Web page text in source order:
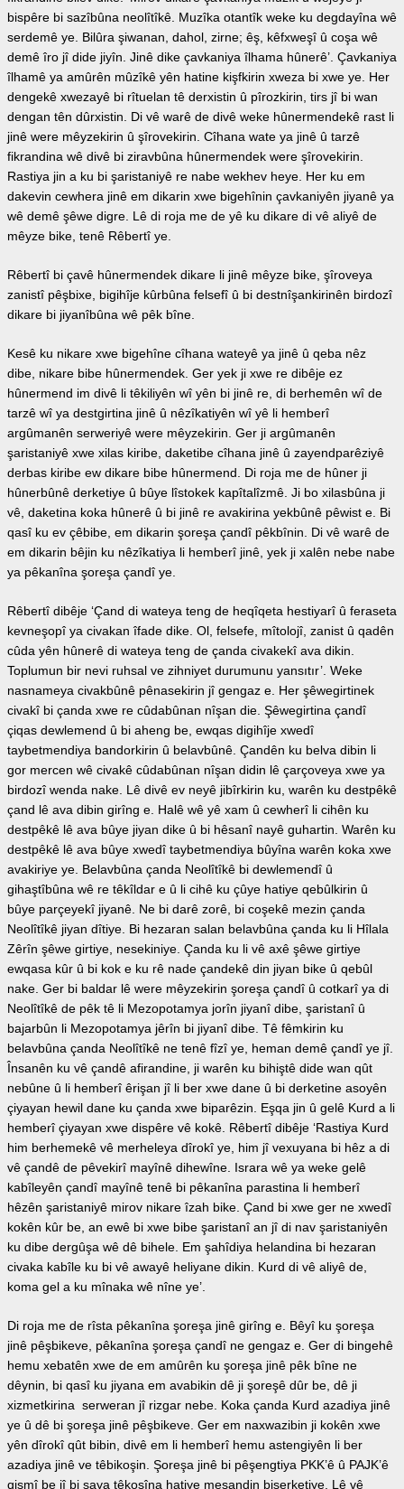
bispêre bi sazîbûna neolîtîkê. Muzîka otantîk weke ku degdayîna wê
serdemê ye. Bilûra şiwanan, dahol, zirne; êş, kêfxweşî û coşa wê
demê îro jî dide jiyîn. Jinê dike çavkaniya îlhama hûnerê’. Çavkaniya
îlhamê ya amûrên mûzîkê yên hatine kişfkirin xweza bi xwe ye. Her
dengekê xwezayê bi rîtuelan tê derxistin û pîrozkirin, tirs jî bi wan
dengan tên dûrxistin. Di vê warê de divê weke hûnermendekê rast li
jinê were mêyzekirin û şîrovekirin. Cîhana wate ya jinê û tarzê
fikrandina wê divê bi ziravbûna hûnermendek were şîrovekirin.
Rastiya jin a ku bi şaristaniyê re nabe wekhev heye. Her ku em
dakevin cewhera jinê em dikarin xwe bigehînin çavkaniyên jiyanê ya
wê demê şêwe digre. Lê di roja me de yê ku dikare di vê aliyê de
mêyze bike, tenê Rêbertî ye.
Rêbertî bi çavê hûnermendek dikare li jinê mêyze bike, şîroveya
zanistî pêşbixe, bigihîje kûrbûna felsefî û bi destnîşankirinên birdozî
dikare bi jiyanîbûna wê pêk bîne.
Kesê ku nikare xwe bigehîne cîhana wateyê ya jinê û qeba nêz
dibe, nikare bibe hûnermendek. Ger yek ji xwe re dibêje ez
hûnermend im divê li têkiliyên wî yên bi jinê re, di berhemên wî de
tarzê wî ya destgirtina jinê û nêzîkatiyên wî yê li hemberî
argûmanên serweriyê were mêyzekirin. Ger ji argûmanên
şaristaniyê xwe xilas kiribe, daketibe cîhana jinê û zayendparêziyê
derbas kiribe ew dikare bibe hûnermend. Di roja me de hûner ji
hûnerbûnê derketiye û bûye lîstokek kapîtalîzmê. Ji bo xilasbûna ji
vê, daketina koka hûnerê û bi jinê re avakirina yekbûnê pêwist e. Bi
qasî ku ev çêbibe, em dikarin şoreşa çandî pêkbînin. Di vê warê de
em dikarin bêjin ku nêzîkatiya li hemberî jinê, yek ji xalên nebe nabe
ya pêkanîna şoreşa çandî ye.
Rêbertî dibêje ‘Çand di wateya teng de heqîqeta hestiyarî û feraseta
kevneşopî ya civakan îfade dike. Ol, felsefe, mîtolojî, zanist û qadên
cûda yên hûnerê di wateya teng de çanda civakekî ava dikin.
Toplumun bir nevi ruhsal ve zihniyet durumunu yansıtır’. Weke
nasnameya civakbûnê pênasekirin jî gengaz e. Her şêwegirtinek
civakî bi çanda xwe re cûdabûnan nîşan die. Şêwegirtina çandî
çiqas dewlemend û bi aheng be, ewqas digihîje xwedî
taybetmendiya bandorkirin û belavbûnê. Çandên ku belva dibin li
gor mercen wê civakê cûdabûnan nîşan didin lê çarçoveya xwe ya
birdozî wenda nake. Lê divê ev neyê jibîrkirin ku, warên ku destpêkê
çand lê ava dibin girîng e. Halê wê yê xam û cewherî li cihên ku
destpêkê lê ava bûye jiyan dike û bi hêsanî nayê guhartin. Warên ku
destpêkê lê ava bûye xwedî taybetmendiya bûyîna warên koka xwe
avakiriye ye. Belavbûna çanda Neolîtîkê bi dewlemendî û
gihaştîbûna wê re têkîldar e û li cihê ku çûye hatiye qebûlkirin û
bûye parçeyekî jiyanê. Ne bi darê zorê, bi coşekê mezin çanda
Neolîtîkê jiyan dîtiye. Bi hezaran salan belavbûna çanda ku li Hîlala
Zêrîn şêwe girtiye, nesekiniye. Çanda ku li vê axê şêwe girtiye
ewqasa kûr û bi kok e ku rê nade çandekê din jiyan bike û qebûl
nake. Ger bi baldar lê were mêyzekirin şoreşa çandî û cotkarî ya di
Neolîtîkê de pêk tê li Mezopotamya jorîn jiyanî dibe, şaristanî û
bajarbûn li Mezopotamya jêrîn bi jiyanî dibe. Tê fêmkirin ku
belavbûna çanda Neolîtîkê ne tenê fîzî ye, heman demê çandî ye jî.
Însanên ku vê çandê afirandine, ji warên ku bihiştê dide wan qût
nebûne û li hemberî êrişan jî li ber xwe dane û bi derketine asoyên
çiyayan hewil dane ku çanda xwe biparêzin. Eşqa jin û gelê Kurd a li
hemberî çiyayan xwe dispêre vê kokê. Rêbertî dibêje ‘Rastiya Kurd
him berhemekê vê merheleya dîrokî ye, him jî vexuyana bi hêz a di
vê çandê de pêvekirî mayînê dihewîne. Israra wê ya weke gelê
kabîleyên çandî mayînê tenê bi pêkanîna parastina li hemberî
hêzên şaristaniyê mirov nikare îzah bike. Çand bi xwe ger ne xwedî
kokên kûr be, an ewê bi xwe bibe şaristanî an jî di nav şaristaniyên
ku dibe dergûşa wê dê bihele. Em şahîdiya helandina bi hezaran
civaka kabîle ku bi vê awayê heliyane dikin. Kurd di vê aliyê de,
koma gel a ku mînaka wê nîne ye’.
Di roja me de rîsta pêkanîna şoreşa jinê girîng e. Bêyî ku şoreşa
jinê pêşbikeve, pêkanîna şoreşa çandî ne gengaz e. Ger di bingehê
hemu xebatên xwe de em amûrên ku şoreşa jinê pêk bîne ne
dêynin, bi qasî ku jiyana em avabikin dê ji şoreşê dûr be, dê ji
xizmetkirina serweran jî rizgar nebe. Koka çanda Kurd azadiya jinê
ye û dê bi şoreşa jinê pêşbikeve. Ger em naxwazibin ji kokên xwe
yên dîrokî qût bibin, divê em li hemberî hemu astengiyên li ber
azadiya jinê ve têbikoşin. Şoreşa jinê bi pêşengtiya PKK’ê û PAJK’ê
qismî be jî bi saya têkoşîna hatiye meşandin biserketiye. Lê vê